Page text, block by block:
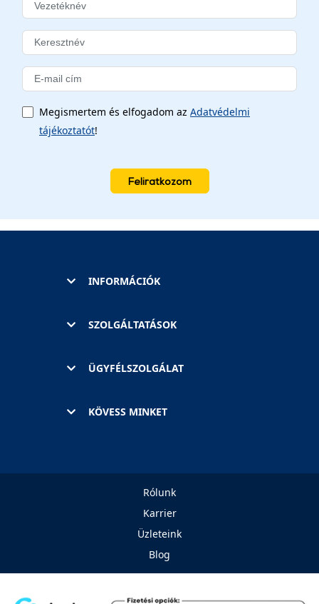
Megismertem és elfogadom az Adatvédelmi
tájékoztatót!
Feliratkozom
INFORMÁCIÓK
SZOLGÁLTATÁSOK
ÜGYFÉLSZOLGÁLAT
KÖVESS MINKET
Rólunk
Karrier
Üzleteink
Blog